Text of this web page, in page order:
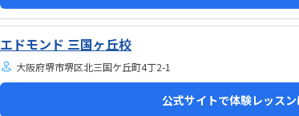
エドモンド 三国ヶ丘校
大阪府堺市堺区北三国ケ丘町4丁2-1
公式サイトで体験レッス